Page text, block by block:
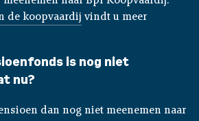
de koopvaardij vindt u meer
is nog niet
nu?
dan nog niet meenemen naar